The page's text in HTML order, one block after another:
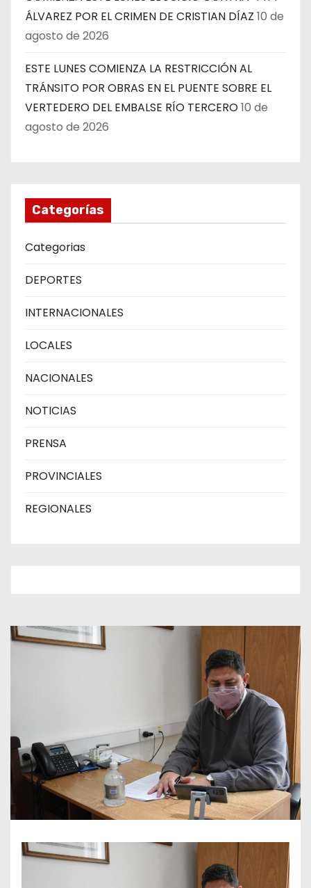
ÁLVAREZ POR EL CRIMEN DE CRISTIAN DÍAZ 10 de
agosto de 2026
ESTE LUNES COMIENZA LA RESTRICCIÓN AL
TRÁNSITO POR OBRAS EN EL PUENTE SOBRE EL
VERTEDERO DEL EMBALSE RÍO TERCERO10 de
agosto de 2026
Categorías
Categorias
DEPORTES
INTERNACIONALES
LOCALES
NACIONALES
NOTICIAS
PRENSA
PROVINCIALES
REGIONALES